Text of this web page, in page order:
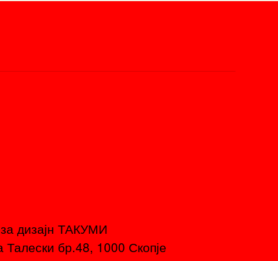
дизајн ТАКУМИ
Талески бр.48, 1000 Скопје